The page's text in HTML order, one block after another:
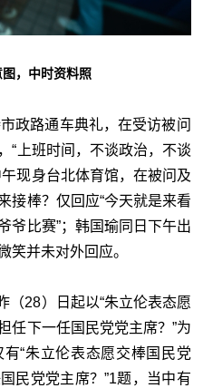
，中时资料照
政路通车典礼，在受访被问
“上班时间，不谈政治，不谈
现身台北体育馆，在被问及
接棒？仅回应“今天就是来看
爷比赛”；韩国瑜同日下午出
笑并未对外回应。
（28）日起以“朱立伦表态愿
任下一任国民党党主席？”为
“朱立伦表态愿交棒国民党
民党党主席？”1题，当中有